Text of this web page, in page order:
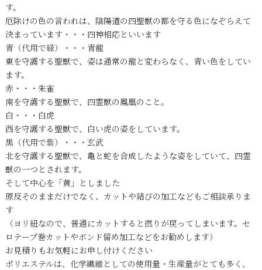
す。
厄除けの色の言われは、陰陽道の四聖獣の都を守る色になぞらえて
決まっています・・・四神相応といいます
青（代用で緑）・・・青龍
東を守護する聖獣で、姿は通常の龍と変わらなく、青い色をしてい
ます。
赤・・・朱雀
南を守護する聖獣で、四霊獣の鳳凰のこと。
白・・・白虎
西を守護する聖獣で、白い虎の姿をしています。
黒（代用で紫）・・・玄武
北を守護する聖獣で、亀と蛇を合成したような姿をしていて、四霊
獣の一つとされます。
そして中心を「黄」としました
原反そのままだけでなく、カットや結びの加工などもご相談承りま
す
（ヨリ紐なので、普通にカットすると撚りが戻ってしまいます。セ
ロテープ巻カットやボンド留め加工などをお勧めします）
お見積りもお気軽にお申し付けください
ポリエステルは、化学繊維としての使用量・生産量がとても多く、